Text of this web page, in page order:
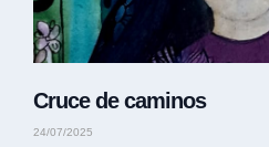
Cruce de caminos
24/07/2025